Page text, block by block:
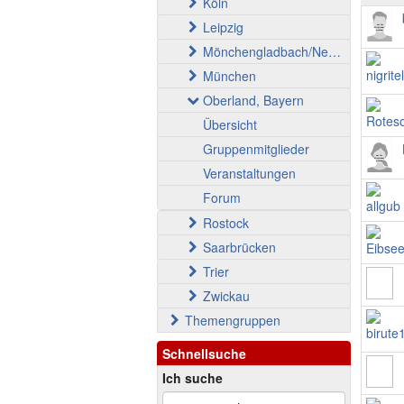
Leipzig
Mönchengladbach/Neuss
München
Oberland, Bayern
Übersicht
Gruppenmitglieder
Veranstaltungen
Forum
Rostock
Saarbrücken
Trier
Zwickau
Themengruppen
Schnellsuche
Ich suche